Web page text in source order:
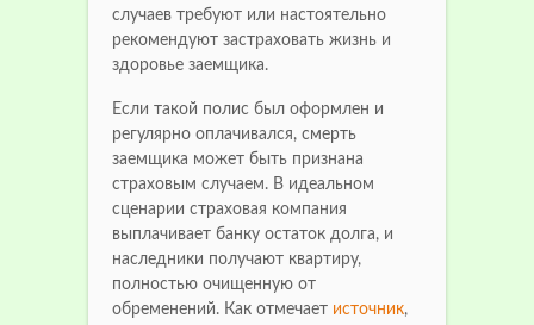
случаев требуют или настоятельно
рекомендуют застраховать жизнь и
здоровье заемщика.
Если такой полис был оформлен и
регулярно оплачивался, смерть
заемщика может быть признана
страховым случаем. В идеальном
сценарии страховая компания
выплачивает банку остаток долга, и
наследники получают квартиру,
полностью очищенную от
обременений. Как отмечает источник,